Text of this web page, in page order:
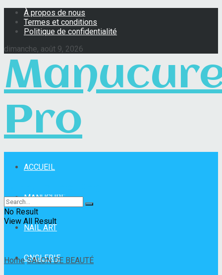
À propos de nous
Termes et conditions
Politique de confidentialité
dimanche, août 9, 2026
Pro
ACCUEIL
MANUCURE
NAIL ART
ONGLERIE
No Result
View All Result
Home SALON DE BEAUTÉ